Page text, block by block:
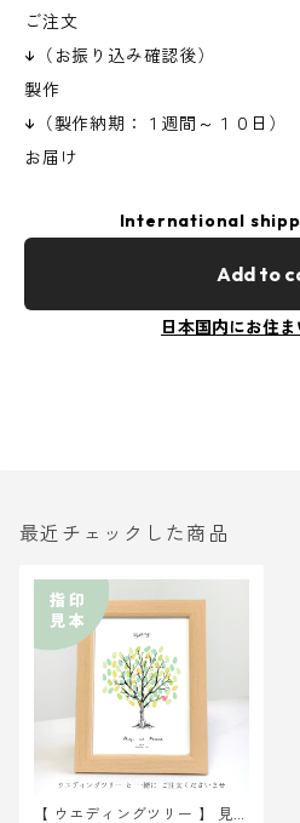
ご注文
↓（お振り込み確認後）
製作
↓（製作納期：１週間～１０日）
お届け
International
Add to
日本国内にお住
最近チェックした商品
【 ウエディングツリー 】 見